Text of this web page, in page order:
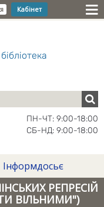
Кабінет
ПН-ЧТ: 9:00-18:00
СБ-НД: 9:00-18:00
Інформдосьє
РЕПРЕСІЙ
ВІЛЬНИМИ")